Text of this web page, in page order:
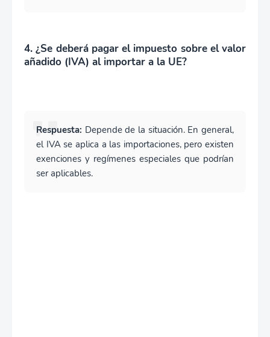
4. ¿Se deberá pagar el impuesto sobre el valor
añadido (IVA) al importar a la UE?
Respuesta: Depende de la situación. En general,
el IVA se aplica a las importaciones, pero existen
exenciones y regímenes especiales que podrían
ser aplicables.